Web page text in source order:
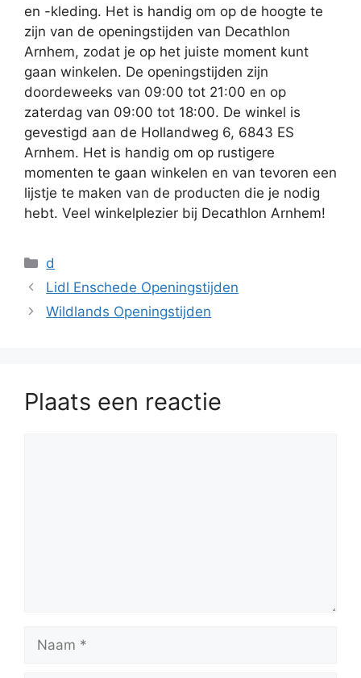
en -kleding. Het is handig om op de hoogte te
zijn van de openingstijden van Decathlon
Arnhem, zodat je op het juiste moment kunt
gaan winkelen. De openingstijden zijn
doordeweeks van 09:00 tot 21:00 en op
zaterdag van 09:00 tot 18:00. De winkel is
gevestigd aan de Hollandweg 6, 6843 ES
Arnhem. Het is handig om op rustigere
momenten te gaan winkelen en van tevoren een
lijstje te maken van de producten die je nodig
hebt. Veel winkelplezier bij Decathlon Arnhem!
Categorieën
d
Lidl Enschede Openingstijden
Wildlands Openingstijden
Plaats een reactie
Naam